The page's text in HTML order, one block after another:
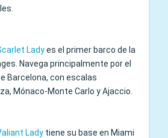
Ladyes el primer barco de la
Navega principalmente por el
Barcelona, con escalas
Mónaco-Monte Carlo y Ajaccio.
Lady tiene su base en Miami